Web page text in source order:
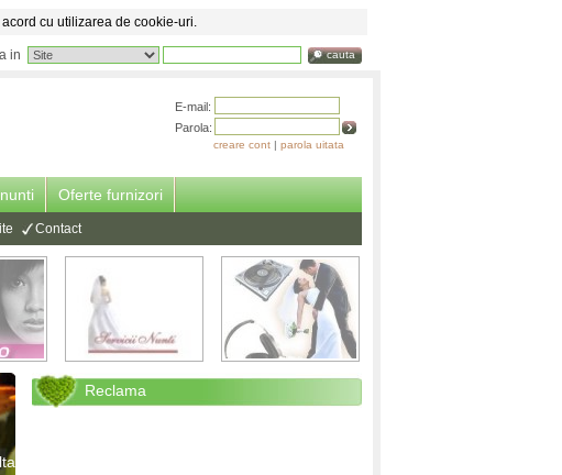
cu utilizarea de cookie-uri.
in cauta
E-mail:
Parola:
creare cont | parola uitata
Oferte furnizori
Contact
Reclama